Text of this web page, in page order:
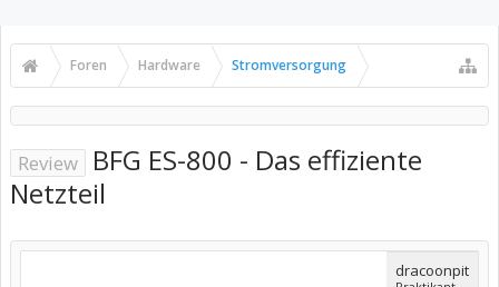
Foren Hardware Stromversorgung
Review
BFG ES-800 - Das effiziente
Netzteil
dracoonpit